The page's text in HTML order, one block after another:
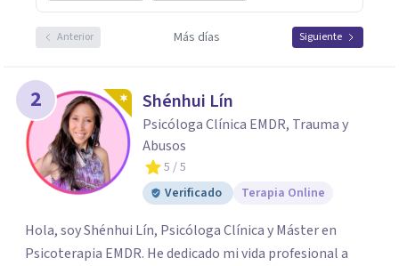
Anterior Más días Siguiente
2 Shénhui Lín
Psicóloga Clínica EMDR, Trauma y
Abusos
5 / 5
Verificado
Terapia Online
Hola, soy Shénhui Lín, Psicóloga Clínica y Máster en
Psicoterapia EMDR. He dedicado mi vida profesional a